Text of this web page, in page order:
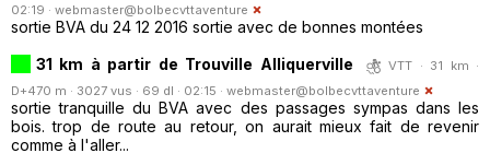
02:19 · webmaster@bolbecvttaventure
sortie BVA du 24 12 2016 sortie avec de bonnes montées
31 km à partir de Trouville Alliquerville
VTT · 31 km ·
D+470 m · 3027 vus · 69 dl · 02:15 · webmaster@bolbecvttaventure
sortie tranquille du BVA avec des passages sympas dans les
bois. trop de route au retour, on aurait mieux fait de revenir
comme à l'aller...